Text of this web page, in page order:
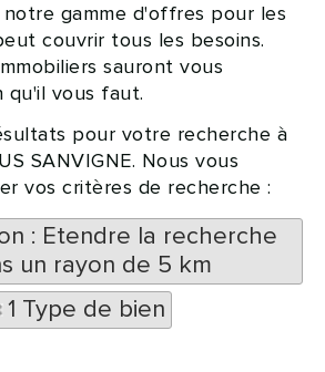
gamme d'offres pour les
couvrir tous les besoins.
sauront vous
qu'il vous faut.
pour votre recherche à
SANVIGNE. Nous vous
vos critères de recherche :
: Etendre la recherche
un rayon de 5 km
1 Type de bien